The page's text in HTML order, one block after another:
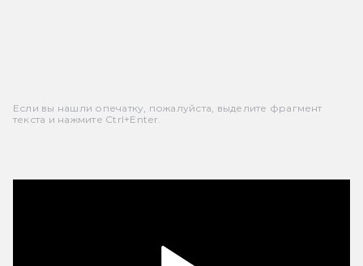
Если вы нашли опечатку, пожалуйста, выделите фрагмент
текста и нажмите Ctrl+Enter.